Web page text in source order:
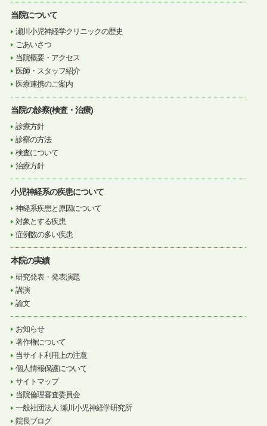
当院について
瀬川小児神経学クリニックの歴史
ごあいさつ
当院概要・アクセス
医師・スタッフ紹介
医療連携のご案内
当院の診察(検査・治療)
診療方針
診察の方法
検査について
治療方針
小児神経系の疾患について
神経系疾患と原因について
対象とする疾患
症例数の多い疾患
本院の実績
研究発表・発表演題
講演
論文
お知らせ
著作権について
当サイト利用上の注意
個人情報保護について
サイトマップ
当院倫理審査委員会
一般社団法人 瀬川小児神経学研究所
院長ブログ